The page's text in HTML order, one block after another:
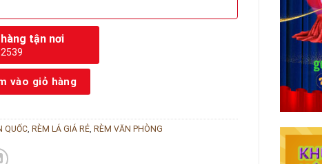
tận nơi
Giá rẻ số lượng
vào giỏ hàng
QUỐC, RÈM LÁ GIÁ RẺ, RÈM VĂN PHÒNG